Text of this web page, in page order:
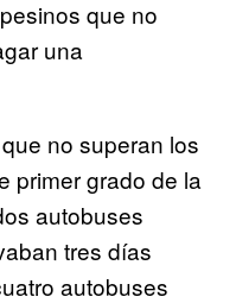
que no
una
no superan los
primer grado de la
autobuses
tres días
autobuses